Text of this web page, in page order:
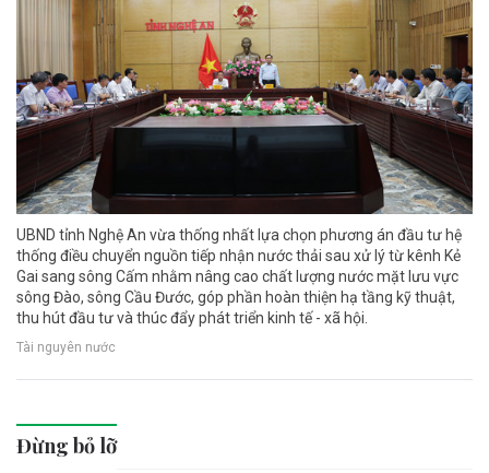
UBND tỉnh Nghệ An vừa thống nhất lựa chọn phương án đầu tư hệ
thống điều chuyển nguồn tiếp nhận nước thải sau xử lý từ kênh Kẻ
Gai sang sông Cấm nhằm nâng cao chất lượng nước mặt lưu vực
sông Đào, sông Cầu Đước, góp phần hoàn thiện hạ tầng kỹ thuật,
thu hút đầu tư và thúc đẩy phát triển kinh tế - xã hội.
Tài nguyên nước
Đừng bỏ lỡ